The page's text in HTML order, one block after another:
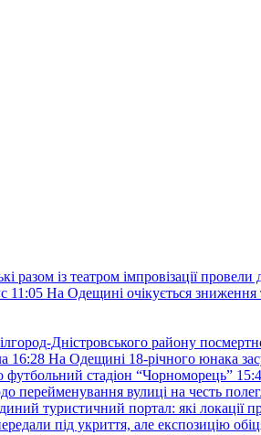
разом із театром імпровізації
11:05 На Одещині очікується зниження
Дністровського району
16:28 На Одещині 18-річного юнака
стадіон “Чорноморець”
перейменування вулиці на честь
туристичний портал: які локації
під укриття, але експозицію